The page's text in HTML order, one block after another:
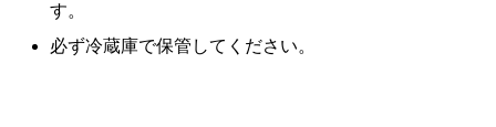
す。
必ず冷蔵庫で保管してください。